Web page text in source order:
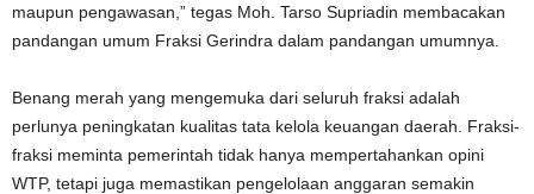
maupun pengawasan,” tegas Moh. Tarso Supriadin membacakan
pandangan umum Fraksi Gerindra dalam pandangan umumnya.
Benang merah yang mengemuka dari seluruh fraksi adalah
perlunya peningkatan kualitas tata kelola keuangan daerah. Fraksi-
fraksi meminta pemerintah tidak hanya mempertahankan opini
WTP, tetapi juga memastikan pengelolaan anggaran semakin